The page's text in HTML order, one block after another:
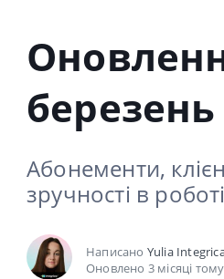
березень
Абонементи,
зручності в роботі
Написано Yulia
Оновлено 3 місяці тому